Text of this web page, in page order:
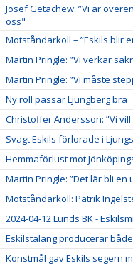
Josef Getachew: ”Vi är
oss"
Motståndarkoll – ”Eskils blir
Martin Pringle: ”Vi verkar
Martin Pringle: ”Vi måste
Ny roll passar Ljungberg bra
Christoffer Andersson: ”Vi
Svagt Eskils förlorade i
Hemmaförlust mot
Martin Pringle: ”Det lär bli
Motståndarkoll: Patrik
2024-04-12 Lunds BK -
Eskilstalang producerar
Konstmål gav Eskils segern